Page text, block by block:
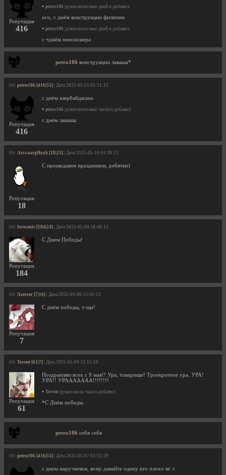
Репутация
416
• petro106 думал несколько дней и добавил:
ого, с днём конструкции филипин
• petro106 думал несколько дней и добавил:
с чднём пенсионера
petro106 конструкции лаваша*
От: petro106 [416|55] | Дата 2025-05-11 05:11:13
Репутация
416
с днём азербайджана
• petro106 думал несколько часов и добавил:
с днём лаваша
От: ArsvaargHoyk [18|23] | Дата 2025-05-10 04:38:13
Репутация
18
С прошедшим праздником, ребятки)
От: forosmir [184|24] | Дата 2025-05-09 18:48:13
Репутация
184
С Днем Победы!
От: Azerser [7|16] | Дата 2025-05-09 15:45:13
Репутация
7
С днём победы, т-щи!
От: Torent [61|7] | Дата 2025-05-09 13:15:19
Репутация
61
Поздравляю всех с 9 мая!! Ура, товарищи! Троекратное ура. УРА!
УРА!! УРААААААА!!!!!!!!
• Torent думал около часа и добавил:
*С Днём победы.
petro106 себя себя
От: petro106 [416|55] | Дата 2025-05-07 03:52:29
с днем наручнеков, кому давайте одену кто плохо вё л